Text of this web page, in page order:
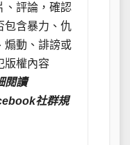
、評論，確認
包含暴力、仇
煽動、誹謗或
版權內容
閱讀
社群規